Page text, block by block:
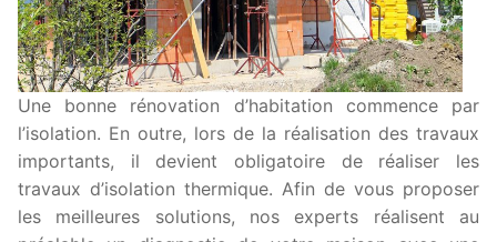
Une bonne rénovation d’habitation commence par
l’isolation. En outre, lors de la réalisation des travaux
importants, il devient obligatoire de réaliser les
travaux d’isolation thermique. Afin de vous proposer
les meilleures solutions, nos experts réalisent au